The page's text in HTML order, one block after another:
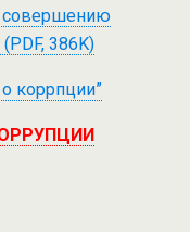
совершению
386K)
коррпции”